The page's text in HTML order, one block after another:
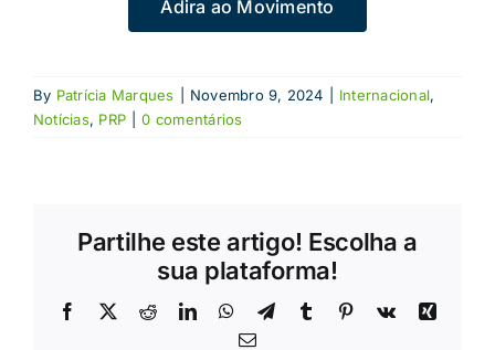
Adira ao Movimento
By Patrícia Marques Novembro 9, 2024 Internacional,
Notícias, PRP 0 comentários
Partilhe este artigo! Escolha a
sua plataforma!
Facebook
X RedditLinkedInWhatsApp
TelegramTumblr Pinterest
Vk
Xing
Email